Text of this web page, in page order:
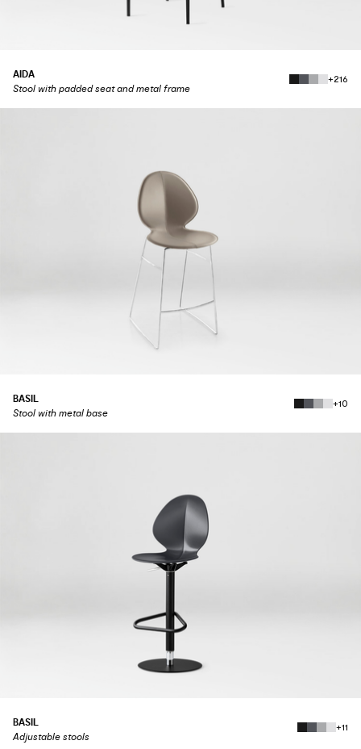
AIDA
Stool with padded seat and metal frame
+216
BASIL
Stool with metal base
+10
BASIL
Adjustable stools
+11